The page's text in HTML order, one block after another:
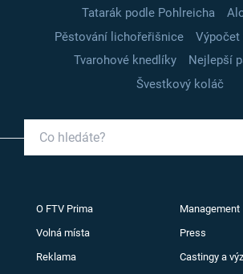
Tatarák podle Pohlreicha
Pěstování lichořeřišnice
Výpočet
Tvarohové knedlíky
Nejlepší
Švestkový koláč
O FTV Prima Management
Volná místa Press
Reklama Castingy a